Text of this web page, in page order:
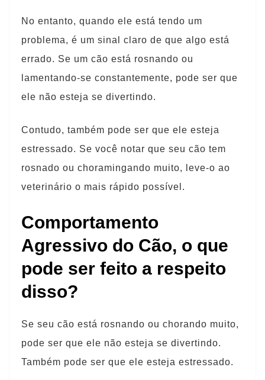
No entanto, quando ele está tendo um
problema, é um sinal claro de que algo está
errado. Se um cão está rosnando ou
lamentando-se constantemente, pode ser que
ele não esteja se divertindo.
Contudo, também pode ser que ele esteja
estressado. Se você notar que seu cão tem
rosnado ou choramingando muito, leve-o ao
veterinário o mais rápido possível.
Comportamento
Agressivo do Cão, o que
pode ser feito a respeito
disso?
Se seu cão está rosnando ou chorando muito,
pode ser que ele não esteja se divertindo.
Também pode ser que ele esteja estressado.